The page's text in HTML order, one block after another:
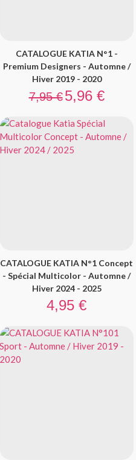
CATALOGUE KATIA N°1 -
Premium Designers - Automne /
Hiver 2019 - 2020
Prix de base
7,95 € Prix
5,96 €
CATALOGUE KATIA N°1 Concept
- Spécial Multicolor - Automne /
Hiver 2024 - 2025
Prix
4,95 €